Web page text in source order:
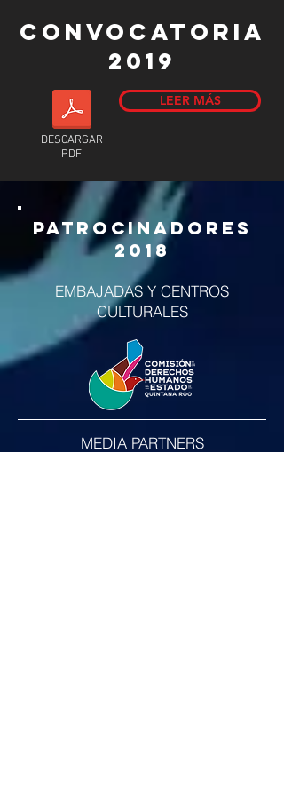
CONVOCATORIA
2019
DESCARGAR
PDF
LEER MÁS
PATROCINADORES
2018
EMBAJADAS Y CENTROS
CULTURALES
MEDIA PARTNERS